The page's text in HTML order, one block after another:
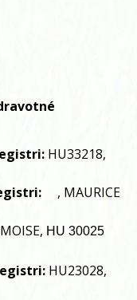
HU33218,
, MAURICE
HU 30025
HU23028,